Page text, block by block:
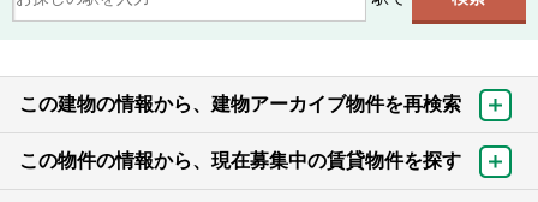
この建物の情報から、建物アーカイブ物件を再検索
この物件の情報から、現在募集中の賃貸物件を探す